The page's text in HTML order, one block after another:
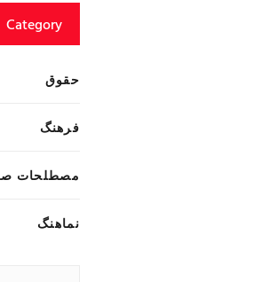
Category
حقوق
فرهنگ
مصطلحات
نماهنگ